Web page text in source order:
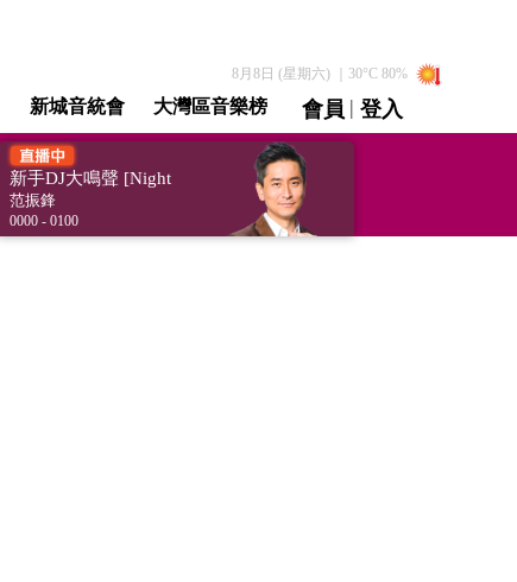
8月8日 (星期六) ｜ 30°C 80%
新城音統會 大灣區音樂榜 會員 | 登入
直播 / 重溫
新手DJ大鳴聲 [Night
Vibrations - A DJ to be]
范振鋒
0000 - 0100